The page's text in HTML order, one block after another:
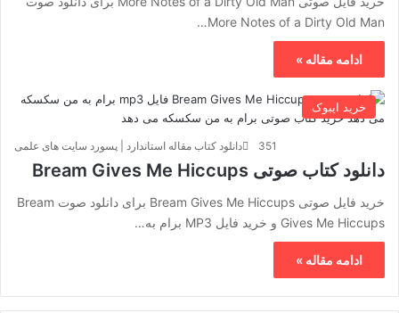
More Notes of a Dirty Old Man…
ادامه مقاله »
خرید ایبوک
دانلود کتاب مقاله استاندارد | پسورد سایت های علمی
دانلود کتاب صوتی Bream Gives Me Hiccups
خرید فایل صوتی Bream Gives Me Hiccups برای دانلود صوت Bream
Gives Me Hiccups و خرید فایل MP3 برام به…
ادامه مقاله »